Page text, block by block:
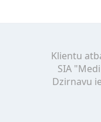
Klientu
SIA
Dzirnavu